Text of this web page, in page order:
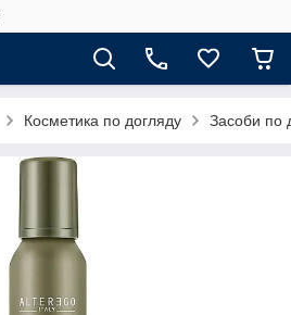
Косметика по догляду Засоби по